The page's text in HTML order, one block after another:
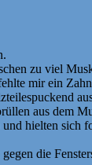
zu viel
mir ein
aus dem
hielten
die